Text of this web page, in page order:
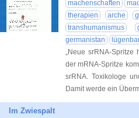
machenschaften
therapien
arche
transhumanismus
germanistan
„Neue srRNA-Spritze
der mRNA-Spritze
srRNA. Toxikologe
Damit werde ein
Im Zwiespalt